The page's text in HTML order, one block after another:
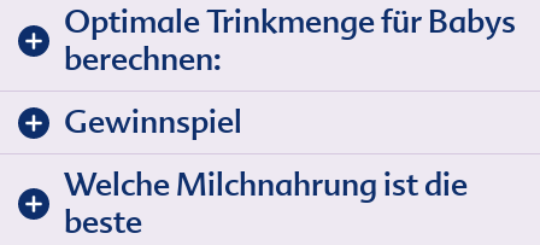
Optimale Trinkmenge für Babys
berechnen:
Gewinnspiel
Welche Milchnahrung ist die
beste